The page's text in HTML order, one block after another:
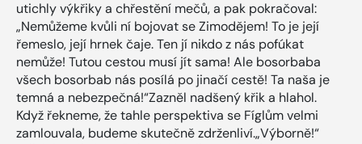
utichly výkřiky a chřestění mečů, a pak pokračoval:
„Nemůžeme kvůli ní bojovat se Zimodějem! To je její
řemeslo, její hrnek čaje. Ten jí nikdo z nás pofúkat
nemůže! Tutou cestou musí jít sama! Ale bosorbaba
všech bosorbab nás posílá po jinačí cestě! Ta naša je
temná a nebezpečná!“Zazněl nadšený křik a hlahol.
Když řekneme, že tahle perspektiva se Fíglům velmi
zamlouvala, budeme skutečně zdrženliví.„Výborně!“